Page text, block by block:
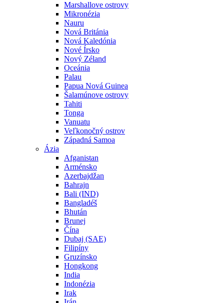
Marshallove ostrovy
Mikronézia
Nauru
Nová Británia
Nová Kaledónia
Nové Írsko
Nový Zéland
Oceánia
Palau
Papua Nová Guinea
Šalamúnove ostrovy
Tahiti
Tonga
Vanuatu
Veľkonočný ostrov
Západná Samoa
Ázia
Afganistan
Arménsko
Azerbajdžan
Bahrajn
Bali (IND)
Bangladéš
Bhután
Brunej
Čína
Dubaj (SAE)
Filipíny
Gruzínsko
Hongkong
India
Indonézia
Irak